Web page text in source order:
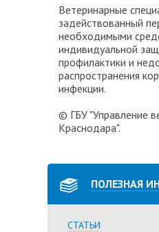
Ветеринарные
задействованный
необходимыми
индивидуальной
профилактики и
распространения
инфекции.
© ГБУ "Управление
Краснодара".
ПОЛЕЗНАЯ
СТАТЬИ